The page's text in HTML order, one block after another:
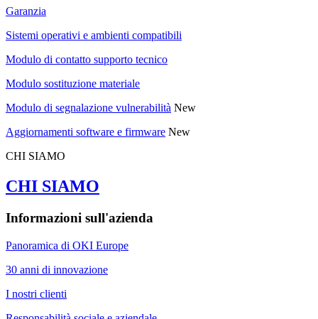
Garanzia
Sistemi operativi e ambienti compatibili
Modulo di contatto supporto tecnico
Modulo sostituzione materiale
Modulo di segnalazione vulnerabilità New
Aggiornamenti software e firmware New
CHI SIAMO
CHI SIAMO
Informazioni sull'azienda
Panoramica di OKI Europe
30 anni di innovazione
I nostri clienti